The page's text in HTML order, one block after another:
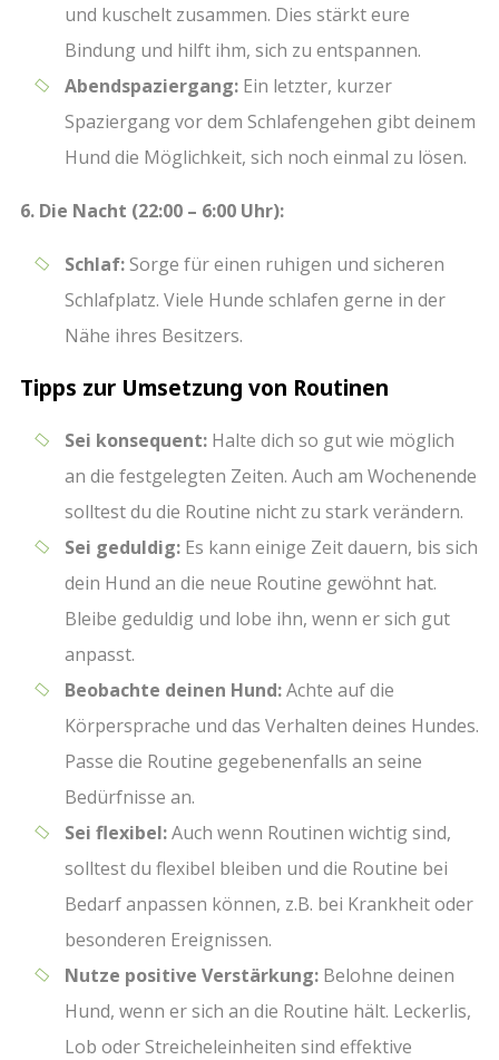
und kuschelt zusammen. Dies stärkt eure
Bindung und hilft ihm, sich zu entspannen.
Abendspaziergang: Ein letzter, kurzer
Spaziergang vor dem Schlafengehen gibt deinem
Hund die Möglichkeit, sich noch einmal zu lösen.
6. Die Nacht (22:00 – 6:00 Uhr):
Schlaf:Sorge für einen ruhigen und sicheren
Schlafplatz. Viele Hunde schlafen gerne in der
Nähe ihres Besitzers.
Tipps zur Umsetzung von Routinen
Sei konsequent: Halte dich so gut wie möglich
an die festgelegten Zeiten. Auch am Wochenende
solltest du die Routine nicht zu stark verändern.
Sei geduldig: Es kann einige Zeit dauern, bis sich
dein Hund an die neue Routine gewöhnt hat.
Bleibe geduldig und lobe ihn, wenn er sich gut
anpasst.
Beobachte deinen Hund:Achte auf die
Körpersprache und das Verhalten deines Hundes.
Passe die Routine gegebenenfalls an seine
Bedürfnisse an.
Sei flexibel:Auch wenn Routinen wichtig sind,
solltest du flexibel bleiben und die Routine bei
Bedarf anpassen können, z.B. bei Krankheit oder
besonderen Ereignissen.
Nutze positive Verstärkung: Belohne deinen
Hund, wenn er sich an die Routine hält. Leckerlis,
Lob oder Streicheleinheiten sind effektive